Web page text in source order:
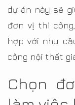
dự án này sẽ
đơn vị thi
hợp với nhu
công nội thất
Chọn